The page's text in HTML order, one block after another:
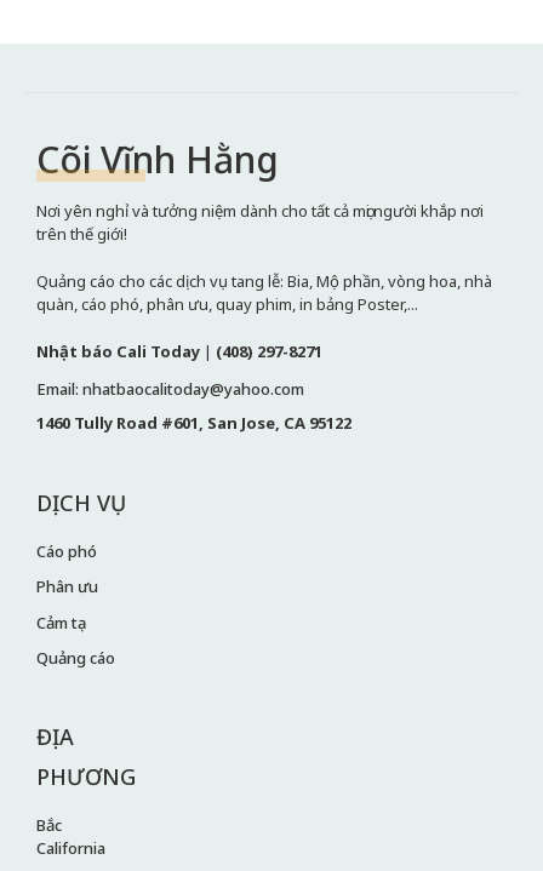
Cõi Vĩnh Hằng
Nơi yên nghỉ và tưởng niệm dành cho tất cả mọi người khắp nơi
trên thế giới!
Quảng cáo cho các dịch vụ tang lễ: Bia, Mộ phần, vòng hoa, nhà
quàn, cáo phó, phân ưu, quay phim, in bảng Poster,...
Nhật báo Cali Today | (408) 297-8271
Email: nhatbaocalitoday@yahoo.com
1460 Tully Road #601, San Jose, CA 95122
DỊCH VỤ
Cáo phó
Phân ưu
Cảm tạ
Quảng cáo
ĐỊA
PHƯƠNG
Bắc
California